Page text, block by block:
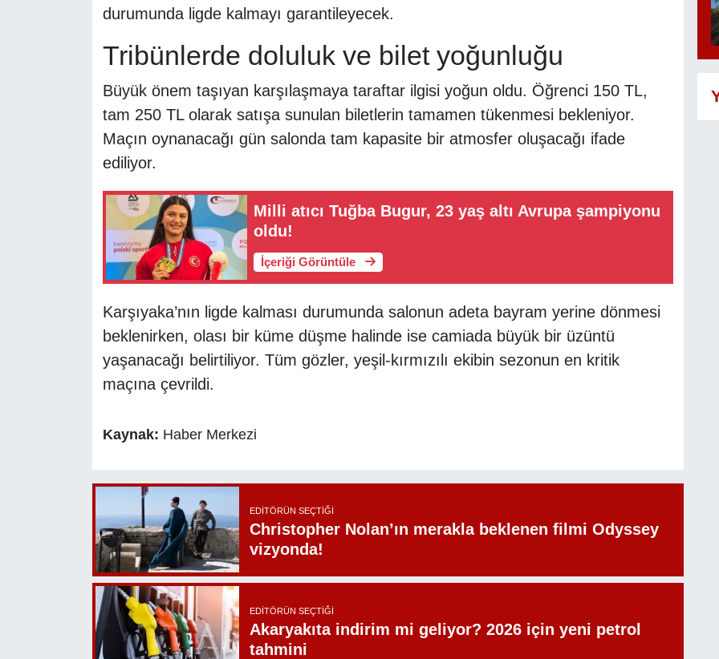
durumunda ligde kalmayı garantileyecek.
Tribünlerde doluluk ve bilet yoğunluğu
Büyük önem taşıyan karşılaşmaya taraftar ilgisi yoğun oldu. Öğrenci 150 TL,
tam 250 TL olarak satışa sunulan biletlerin tamamen tükenmesi bekleniyor.
Maçın oynanacağı gün salonda tam kapasite bir atmosfer oluşacağı ifade
ediliyor.
Milli atıcı Tuğba Bugur, 23 yaş altı Avrupa şampiyonu
oldu!
İçeriği Görüntüle
Karşıyaka’nın ligde kalması durumunda salonun adeta bayram yerine dönmesi
beklenirken, olası bir küme düşme halinde ise camiada büyük bir üzüntü
yaşanacağı belirtiliyor. Tüm gözler, yeşil-kırmızılı ekibin sezonun en kritik
maçına çevrildi.
Kaynak: Haber Merkezi
EDITÖRÜN SEÇTIĞI
Christopher Nolan’ın merakla beklenen filmi Odyssey
vizyonda!
EDITÖRÜN SEÇTIĞI
Akaryakıta indirim mi geliyor? 2026 için yeni petrol
tahmini